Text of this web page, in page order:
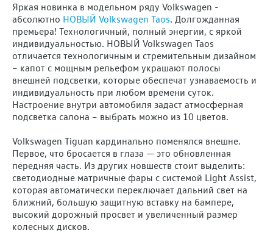
Яркая новинка в модельном ряду Volkswagen -
абсолютно НОВЫЙ Volkswagen Taos. Долгожданная
премьера! Технологичный, полный энергии, с яркой
индивидуальностью. НОВЫЙ Volkswagen Taos
отличается технологичным и стремительным дизайном
– капот с мощным рельефом украшают полосы
внешней подсветки, которые обеспечат узнаваемость и
индивидуальность при любом времени суток.
Настроение внутри автомобиля задаст атмосферная
подсветка салона – выбрать можно из 10 цветов.
Volkswagen Tiguan кардинально поменялся внешне.
Первое, что бросается в глаза — это обновленная
передняя часть. Из других новшеств стоит выделить:
светодиодные матричные фары с системой Light Assist,
которая автоматически переключает дальний свет на
ближний, большую защитную вставку на бампере,
высокий дорожный просвет и увеличенный размер
колесных дисков.